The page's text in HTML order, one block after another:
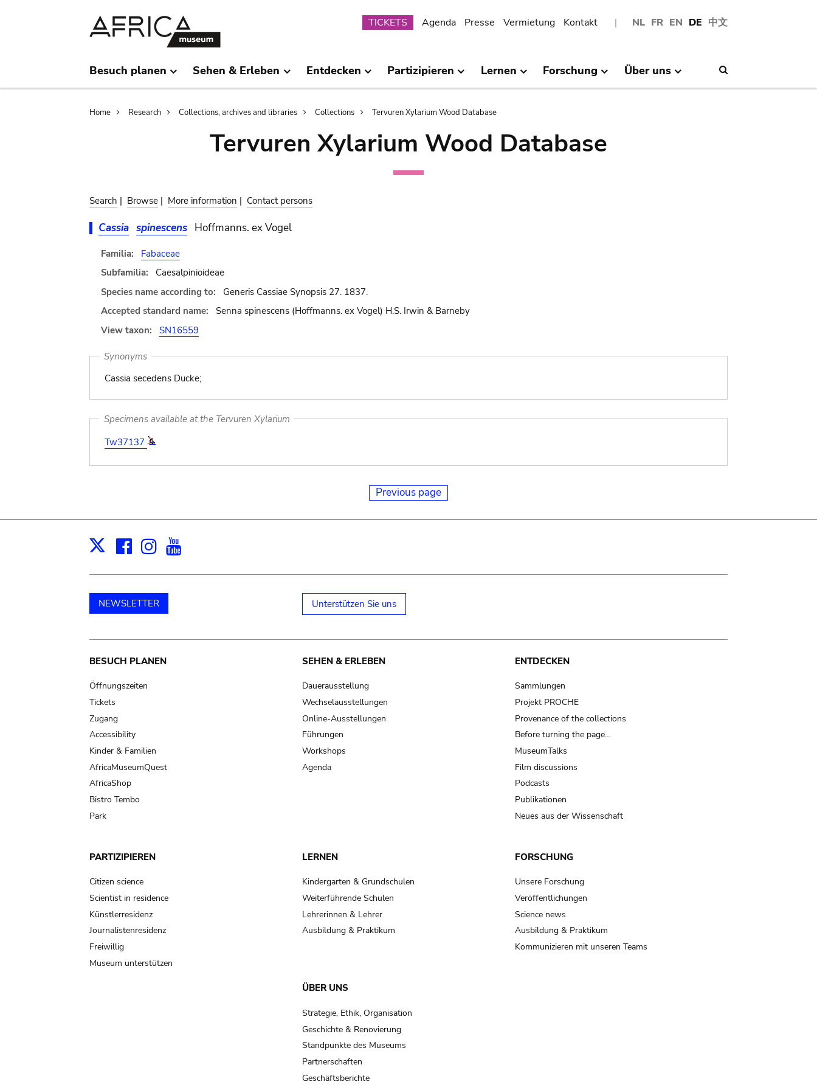
NL FR EN DE 中文
Submenu
TICKETS Agenda Presse Vermietung Kontakt
Besuch planen Sehen & Erleben Entdecken Partizipieren Lernen Forschung Über uns
Breadcrumb
Home Research Collections, archives and libraries Collections Tervuren Xylarium Wood Database
Tervuren Xylarium Wood Database
Search | Browse | More information | Contact persons
Cassia spinescens Hoffmanns. ex Vogel
Familia:
Fabaceae
Subfamilia:
Caesalpinioideae
Species name according to:
Generis Cassiae Synopsis 27. 1837.
Accepted standard name:
Senna spinescens (Hoffmanns. ex Vogel) H.S. Irwin & Barneby
View taxon:
SN16559
Synonyms
Cassia secedens Ducke;
Specimens available at the Tervuren Xylarium
Tw37137
Previous page
X Facebook
Instagram
NEWSLETTER Unterstützen Sie uns
Main
navigation
BESUCH PLANEN
Öffnungszeiten
Tickets
Zugang
Accessibility
Kinder & Familien
AfricaMuseumQuest
AfricaShop
Bistro Tembo
Park
SEHEN & ERLEBEN
Dauerausstellung
Wechselausstellungen
Online-Ausstellungen
Führungen
Workshops
Agenda
ENTDECKEN
Sammlungen
Projekt PROCHE
Provenance of the collections
Before turning the page…
MuseumTalks
Film discussions
Podcasts
Publikationen
Neues aus der Wissenschaft
PARTIZIPIEREN
Citizen science
Scientist in residence
Künstlerresidenz
Journalistenresidenz
Freiwillig
Museum unterstützen
LERNEN
Kindergarten & Grundschulen
Weiterführende Schulen
Lehrerinnen & Lehrer
Ausbildung & Praktikum
FORSCHUNG
Unsere Forschung
Veröffentlichungen
Science news
Ausbildung & Praktikum
Kommunizieren mit unseren Teams
ÜBER UNS
Strategie, Ethik, Organisation
Geschichte & Renovierung
Standpunkte des Museums
Partnerschaften
Geschäftsberichte